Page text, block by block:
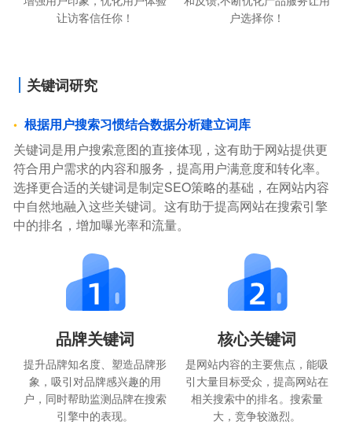
让访客信任你！
户选择你！
关键词研究
根据用户搜索习惯结合数据分析建立词库
关键词是用户搜索意图的直接体现，这有助于网站提供更
符合用户需求的内容和服务，提高用户满意度和转化率。
选择更合适的关键词是制定SEO策略的基础，在网站内容
中自然地融入这些关键词。这有助于提高网站在搜索引擎
中的排名，增加曝光率和流量。
品牌关键词
提升品牌知名度、塑造品牌形
象，吸引对品牌感兴趣的用
户，同时帮助监测品牌在搜索
引擎中的表现。
核心关键词
是网站内容的主要焦点，能吸
引大量目标受众，提高网站在
相关搜索中的排名。搜索量
大，竞争较激烈。